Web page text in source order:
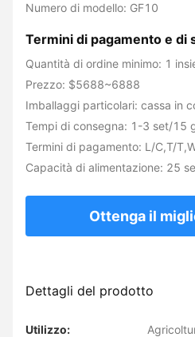
Numero di modello: GF10
Termini di pagamento e di
Quantità di ordine minimo: 1
Prezzo: $5688~6888
Imballaggi particolari: cassa in
Tempi di consegna: 1-3 set/15
Termini di pagamento: L/C,T/
Capacità di alimentazione: 25
Ottenga il
Dettagli del prodotto
Utilizzo: